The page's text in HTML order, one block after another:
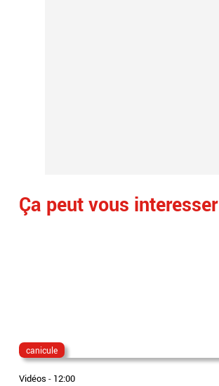
Ça peut vous interesser
canicule
Vidéos - 12:00